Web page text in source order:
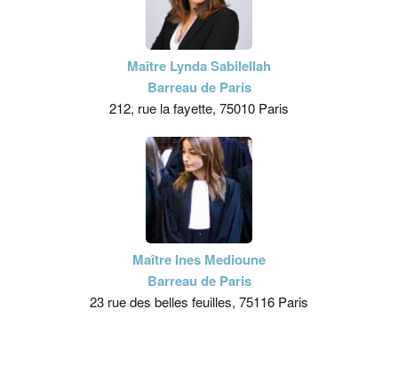
Maître Lynda Sabilellah
Barreau de Paris
212, rue la fayette, 75010 Paris
Maître Ines Medioune
Barreau de Paris
23 rue des belles feuilles, 75116 Paris